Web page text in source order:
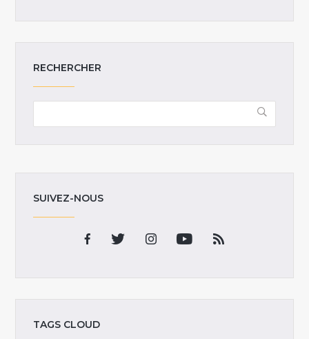
RECHERCHER
SUIVEZ-NOUS
TAGS CLOUD